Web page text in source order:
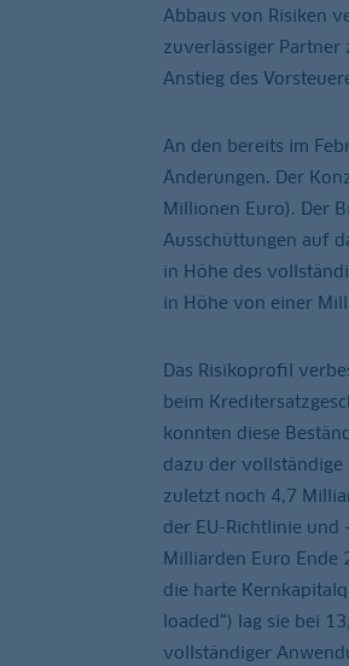
Abbaus von Risiken
zuverlässiger Partner
Anstieg des
An den bereits im
Änderungen. Der
Millionen Euro). Der
Ausschüttungen auf
in Höhe des
in Höhe von einer
Das Risikoprofil
beim
konnten diese
dazu der
zuletzt noch 4,7
der EU-Richtlinie
Milliarden Euro Ende
die harte
loaded“) lag sie bei
vollständiger